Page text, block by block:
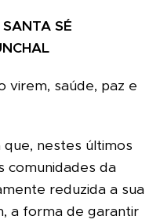
SÉ
virem, saúde, paz e
nestes últimos
comunidades da
reduzida a sua
a forma de garantir